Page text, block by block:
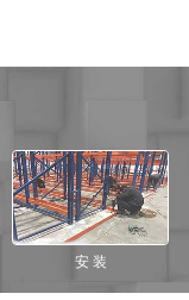
安 装